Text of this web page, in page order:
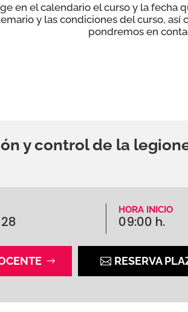
en el calendario el curso y la fecha
y las condiciones del curso, así
pondremos en
y control de la
HORA INICIO
09:00 h.
RESERVA